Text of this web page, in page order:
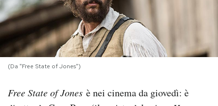
NEWSLETTER
I MIEI PREFERITI
SHOP
(Da "Free State of Jones")
Free State of Jones è nei cinema da giovedì: è